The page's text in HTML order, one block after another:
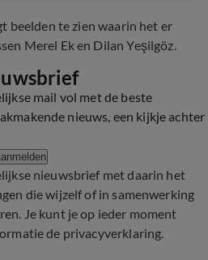
beelden te zien waarin het er
Merel Ek en Dilan Yeşilgöz.
mail vol met de beste
nieuws, een kijkje achter
nieuwsbrief met daarin het
die wijzelf of in samenwerking
Je kunt je op ieder moment
de privacyverklaring.